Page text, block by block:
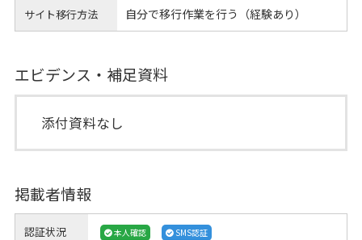
サイト移行方法 自分で移行作業を行う（経験あり）
エビデンス・補足資料
添付資料なし
掲載者情報
認証状況 本人確認
SMS認証